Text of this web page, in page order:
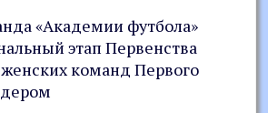
«Академии футбола»
этап Первенства
команд Первого